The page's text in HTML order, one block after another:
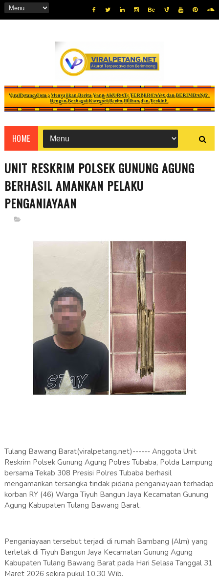
HOME
UNIT RESKRIM POLSEK GUNUNG AGUNG
BERHASIL AMANKAN PELAKU
PENGANIAYAAN
Tulang Bawang Barat(viralpetang.net)------ Anggota Unit
Reskrim Polsek Gunung Agung Polres Tubaba, Polda Lampung
bersama Tekab 308 Presisi Polres Tubaba berhasil
mengamankan tersangka tindak pidana penganiayaan terhadap
korban RY (46) Warga Tiyuh Bangun Jaya Kecamatan Gunung
Agung Kabupaten Tulang Bawang Barat.
Penganiayaan tersebut terjadi di rumah Bambang (Alm) yang
terletak di Tiyuh Bangun Jaya Kecamatan Gunung Agung
Kabupaten Tulang Bawang Barat pada Hari Selasa Tanggal 31
Maret 2026 sekira pukul 10.30 Wib.